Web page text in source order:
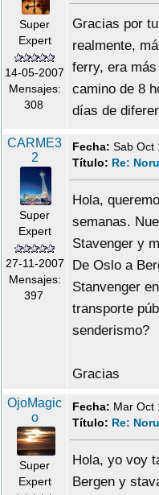
Super
Expert
14-05-2007
Mensajes:
308
Gracias por
realmente,
ferry, era
camino de 8
días de
CARME3
2
Super
Expert
27-11-2007
Mensajes:
397
Fecha: Sab Oct
Título: Re:
Hola,
semanas.
Stavenger y
De Oslo a
Stanvenger
transporte
senderismo?
Gracias
OjoMagic
o
Super
Expert
Fecha: Mar Oct
Título: Re:
Hola, yo voy
Bergen y